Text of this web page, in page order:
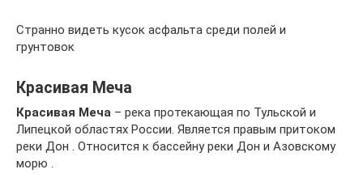
Странно видеть кусок асфальта среди полей и
грунтовок
Красивая Меча
Красивая Меча – река протекающая по Тульской и
Липецкой областях России. Является правым притоком
реки Дон . Относится к бассейну реки Дон и Азовскому
морю .